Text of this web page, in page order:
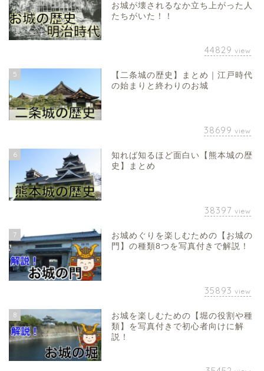
お城が壊されるなか立ち上がった人
たちがいた！！
44829 view
5
【二条城の歴史】まとめ｜江戸時代
の始まりと終わりのお城
38699 view
6
知れば知るほど面白い【熊本城の歴
史】まとめ
38397 view
7
お城めぐりを楽しむための【お城の
門】の種類8つを写真付きで解説！
35893 view
8
お城を楽しむための【堀の役割や種
類】を写真付きで初心者向けに解
説！